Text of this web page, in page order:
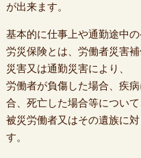
が出来ます。
基本的に仕事上や通勤途中
労災保険とは、労働者災害
災害又は通勤災害により、
労働者が負傷した場合、疾
合、死亡した場合等について
被災労働者又はその遺族に
す。